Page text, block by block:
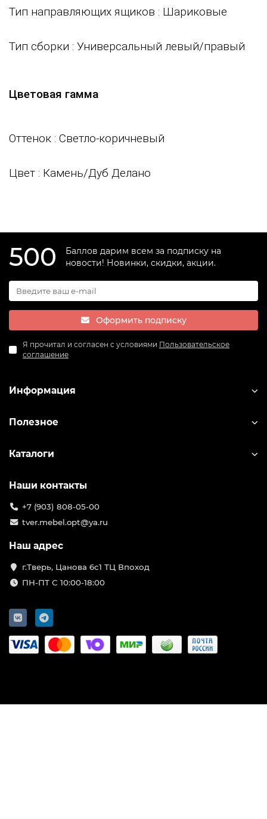
Тип направляющих ящиков : Шариковые
Тип сборки : Универсальный левый/правый
Цветовая гамма
Оттенок : Светло-коричневый
Цвет : Камень/Дуб Делано
500
Баллов дарим всем за подписку на
новости! Новинки, скидки, акции.
Оформить подписку
Я прочитал и согласен с условиями Пользовательское
соглашение
Информация
Полезное
Каталоги
Наши контакты
+7 (903) 808-05-00
tver.mebel.opt@ya.ru
Наш адрес
г.Тверь, Цанова 6с1 ТЦ Впоход
ПН-ПТ С 10:00-18:00